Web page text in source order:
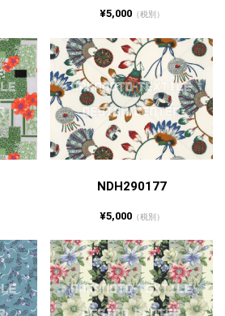
¥5,000（税別）
NDH290177
¥5,000（税別）